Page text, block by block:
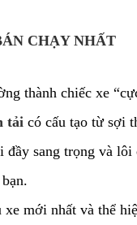
CHẠY NHẤT
thành chiếc xe
tải có cấu tạo từ sợi
đầy sang trọng và lôi
xe mới nhất và thể